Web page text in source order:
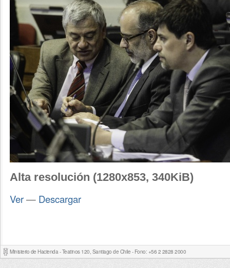
Alta resolución (1280x853, 340KiB)
Ver— Descargar
Ministerio de Hacienda - Teatinos 120, Santiago de Chile - Fono: +56 2 2828 2000